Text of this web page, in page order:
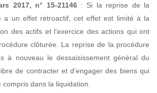
2017, n° 15-21146: Si la reprise de la
a un effet rétroactif, cet effet est limité à la
des actifs et l’exercice des actions qui ont
clôturée. La reprise de la procédure
à nouveau le dessaisissement général du
de contracter et d’engager des biens qui
compris dans la liquidation.